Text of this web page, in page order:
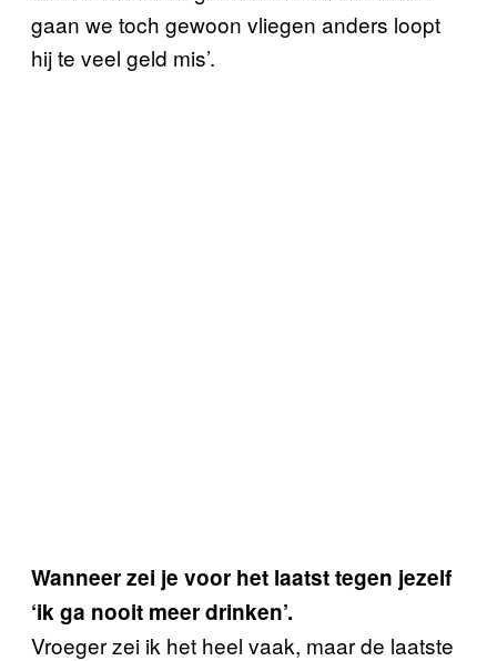
gaan we toch gewoon vliegen anders loopt
hij te veel geld mis’.
Wanneer zei je voor het laatst tegen jezelf
‘ik ga nooit meer drinken’.
Vroeger zei ik het heel vaak, maar de laatste